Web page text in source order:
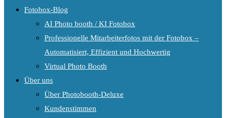
Fotobox-Blog
AI Photo booth / KI Fotobox
Professionelle Mitarbeiterfotos mit der Fotobox –
Automatisiert, Effizient und Hochwertig
Virtual Photo Booth
Über uns
Über Photobooth-Deluxe
Kundenstimmen